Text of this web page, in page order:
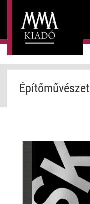
Építőművészet